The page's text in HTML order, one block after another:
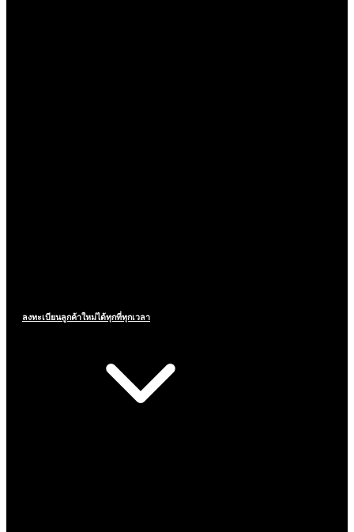
ลงทะเบียนลูกค้าใหม่ได้ทุกที่ทุกเวลา